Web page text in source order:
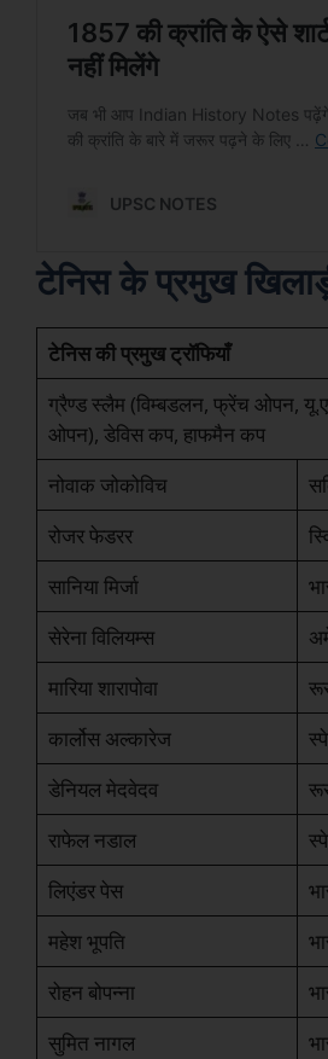
टेनिस के प्रमुख
टेनिस की प्रमुख ट्रॉफियाँ
ग्रैण्ड स्लैम (विम्बडलन, फ्रेंच ओपन,
ओपन), डेविस कप, हाफमैन कप
नोवाक जोकोविच
रोजर फेडरर
सानिया मिर्जा
सेरेना विलियम्स
मारिया शारापोवा
कार्लोस अल्कारेज
डेनियल मेदवेदव
राफेल नडाल
लिएंडर पेस
महेश भूपति
रोहन बोपन्ना
सुमित नागल